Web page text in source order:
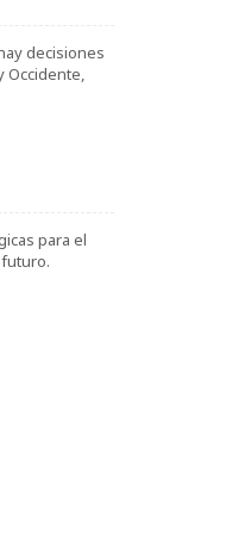
decisiones
Occidente,
para el